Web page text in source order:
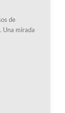
de
Una mirada